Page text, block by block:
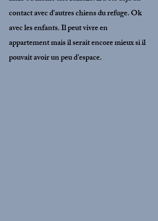
contact avec d'autres chiens du refuge. Ok
avec les enfants. Il peut vivre en
appartement mais il serait encore mieux si il
pouvait avoir un peu d'espace.